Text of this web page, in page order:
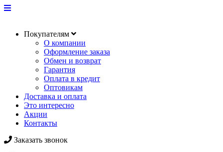
Покупателям
О компании
Оформление заказа
Обмен и возврат
Гарантия
Оплата в кредит
Оптовикам
Доставка и оплата
Это интересно
Акции
Контакты
Заказать звонок